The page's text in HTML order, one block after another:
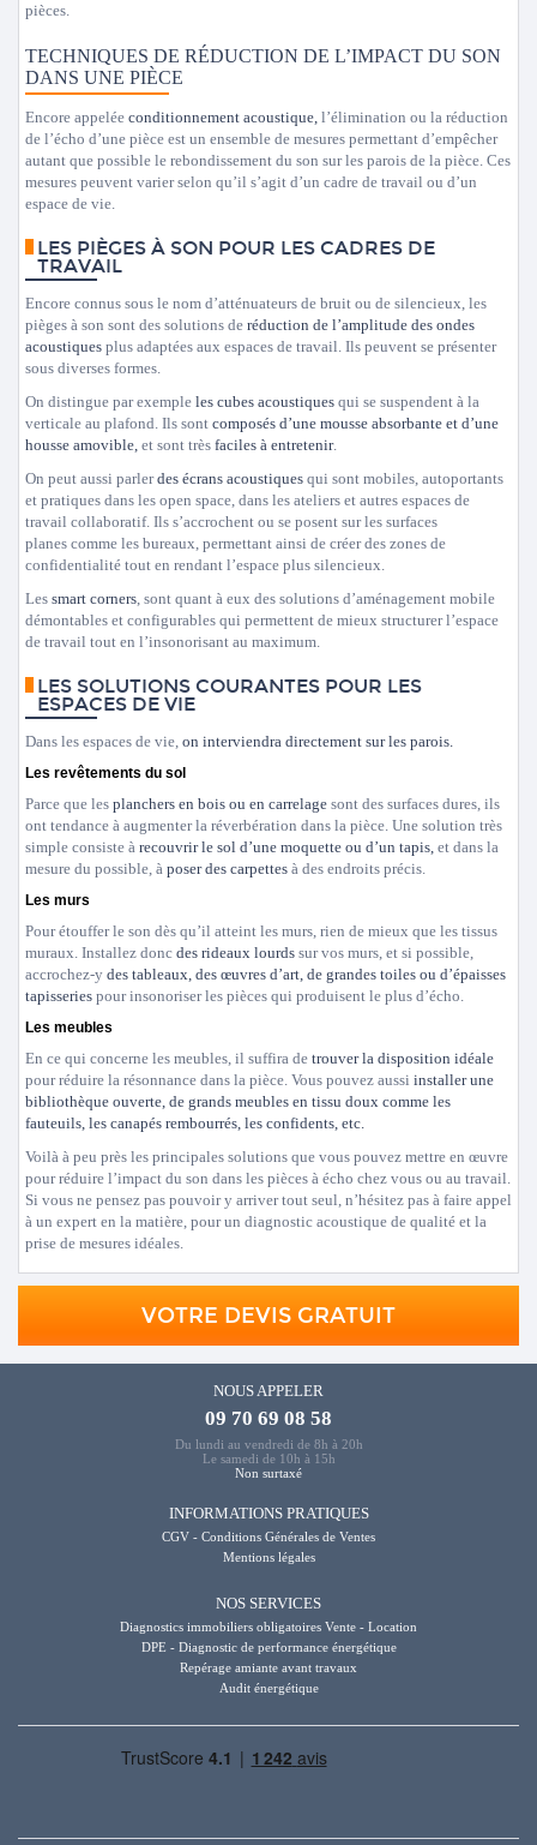
pièces.
TECHNIQUES DE RÉDUCTION DE L’IMPACT DU SON
DANS UNE PIÈCE
Encore appelée conditionnement acoustique, l’élimination ou la réduction
de l’écho d’une pièce est un ensemble de mesures permettant d’empêcher
autant que possible le rebondissement du son sur les parois de la pièce. Ces
mesures peuvent varier selon qu’il s’agit d’un cadre de travail ou d’un
espace de vie.
LES PIÈGES À SON POUR LES CADRES DE
TRAVAIL
Encore connus sous le nom d’atténuateurs de bruit ou de silencieux, les
pièges à son sont des solutions de réduction de l’amplitude des ondes
acoustiques plus adaptées aux espaces de travail. Ils peuvent se présenter
sous diverses formes.
On distingue par exemple les cubes acoustiques qui se suspendent à la
verticale au plafond. Ils sont composés d’une mousse absorbante et d’une
housse amovible, et sont très faciles à entretenir.
On peut aussi parlerdes écrans acoustiques qui sont mobiles, autoportants
et pratiques dans les open space, dans les ateliers et autres espaces de
travail collaboratif. Ils s’accrochent ou se posent sur les surfaces
planes comme les bureaux, permettant ainsi de créer des zones de
confidentialité tout en rendant l’espace plus silencieux.
Les smart corners, sont quant à eux des solutions d’aménagement mobile
démontables et configurables qui permettent de mieux structurer l’espace
de travail tout en l’insonorisant au maximum.
LES SOLUTIONS COURANTES POUR LES
ESPACES DE VIE
Dans les espaces de vie, on interviendra directement sur les parois.
Les revêtements du sol
Parce que les planchers en bois ou en carrelage sont des surfaces dures, ils
ont tendance à augmenter la réverbération dans la pièce. Une solution très
simple consiste à recouvrir le sol d’une moquette ou d’un tapis, et dans la
mesure du possible, à poser des carpettes à des endroits précis.
Les murs
Pour étouffer le son dès qu’il atteint les murs, rien de mieux que les tissus
muraux. Installez donc des rideaux lourds sur vos murs, et si possible,
accrochez-y des tableaux, des œuvres d’art, de grandes toiles ou d’épaisses
tapisseries pour insonoriser les pièces qui produisent le plus d’écho.
Les meubles
En ce qui concerne les meubles, il suffira de trouver la disposition idéale
pour réduire la résonnance dans la pièce. Vous pouvez aussi installer une
bibliothèque ouverte, de grands meubles en tissu doux comme les
fauteuils, les canapés rembourrés, les confidents, etc.
Voilà à peu près les principales solutions que vous pouvez mettre en œuvre
pour réduire l’impact du son dans les pièces à écho chez vous ou au travail.
Si vous ne pensez pas pouvoir y arriver tout seul, n’hésitez pas à faire appel
à un expert en la matière, pour un diagnostic acoustique de qualité et la
prise de mesures idéales.
VOTRE DEVIS GRATUIT
NOUS APPELER
09 70 69 08 58
Du lundi au vendredi de 8h à 20h
Le samedi de 10h à 15h
Non surtaxé
INFORMATIONS PRATIQUES
CGV - Conditions Générales de Ventes
Mentions légales
NOS SERVICES
Diagnostics immobiliers obligatoires Vente - Location
DPE - Diagnostic de performance énergétique
Repérage amiante avant travaux
Audit énergétique